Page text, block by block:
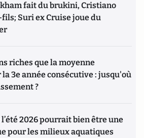
fait du brukini, Cristiano
Suri ex Cruise joue du
riches que la moyenne
3e année consécutive : jusqu'où
?
2026 pourrait bien être une
pour les milieux aquatiques